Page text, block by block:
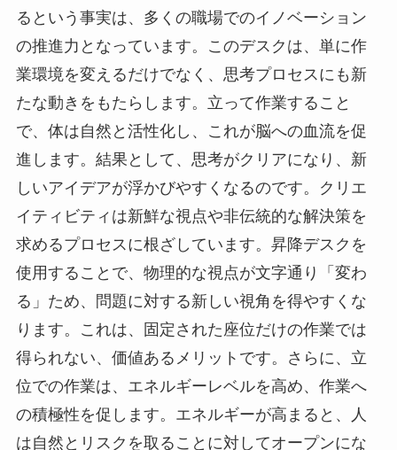
るという事実は、多くの職場でのイノベーション
の推進力となっています。このデスクは、単に作
業環境を変えるだけでなく、思考プロセスにも新
たな動きをもたらします。立って作業すること
で、体は自然と活性化し、これが脳への血流を促
進します。結果として、思考がクリアになり、新
しいアイデアが浮かびやすくなるのです。クリエ
イティビティは新鮮な視点や非伝統的な解決策を
求めるプロセスに根ざしています。昇降デスクを
使用することで、物理的な視点が文字通り「変わ
る」ため、問題に対する新しい視角を得やすくな
ります。これは、固定された座位だけの作業では
得られない、価値あるメリットです。さらに、立
位での作業は、エネルギーレベルを高め、作業へ
の積極性を促します。エネルギーが高まると、人
は自然とリスクを取ることに対してオープンにな